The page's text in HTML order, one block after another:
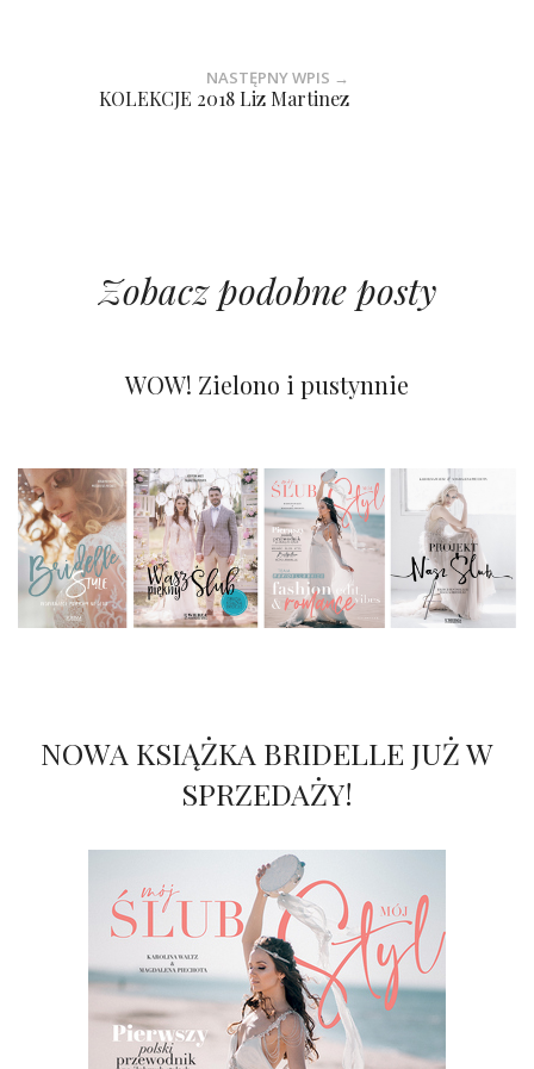
NASTĘPNY WPIS →
KOLEKCJE 2018 Liz Martinez
Zobacz podobne posty
Pastelowy i wiosenny ślub
WOW! Zielono i pustynnie
NOWA KSIĄŻKA BRIDELLE JUŻ W
SPRZEDAŻY!